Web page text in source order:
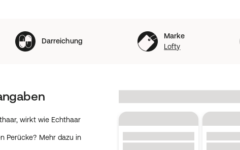
Darreichung
Marke
Lofty
wirkt wie Echthaar
Perücke? Mehr dazu in